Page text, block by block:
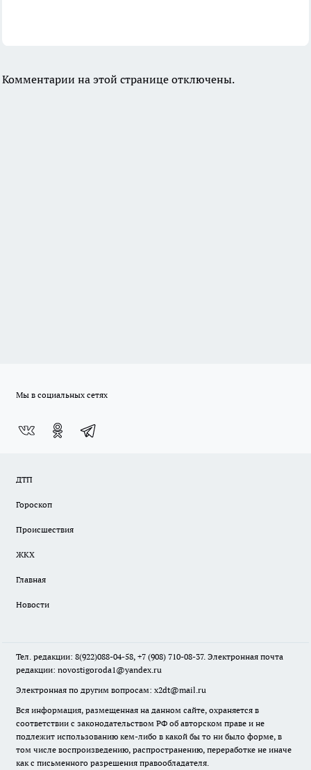
Комментарии на этой странице отключены.
Мы в социальных сетях
ДТП
Гороскоп
Происшествия
ЖКХ
Главная
Новости
Тел. редакции: 8(922)088-04-58, +7 (908) 710-08-37. Электронная почта
редакции: novostigoroda1@yandex.ru
Электронная по другим вопросам: x2dt@mail.ru
Вся информация, размещенная на данном сайте, охраняется в
соответствии с законодательством РФ об авторском праве и не
подлежит использованию кем-либо в какой бы то ни было форме, в
том числе воспроизведению, распространению, переработке не иначе
как с письменного разрешения правообладателя.